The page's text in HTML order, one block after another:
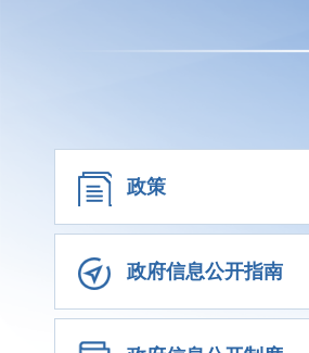
政策
政府信息公开指南